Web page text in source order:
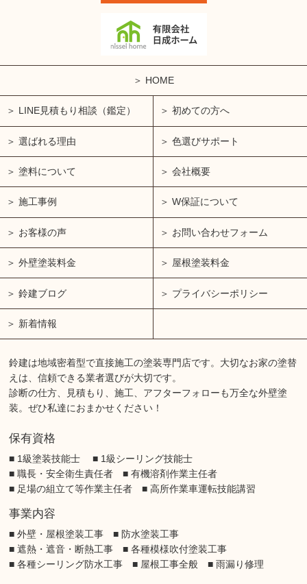
HOME
LINE見積もり相談（鑑定） 初めての方へ
選ばれる理由 色選びサポート
塗料について 会社概要
施工事例 W保証について
お客様の声 お問い合わせフォーム
外壁塗装料金 屋根塗装料金
鈴建ブログ プライバシーポリシー
新着情報
鈴建は地域密着型で直接施工の塗装専門店です。大切なお家の塗替
えは、信頼できる業者選びが大切です。
診断の仕方、見積もり、施工、アフターフォローも万全な外壁塗
装。ぜひ私達におまかせください！
保有資格
■ 1級塗装技能士 ■ 1級シーリング技能士
■ 職長・安全衛生責任者 ■ 有機溶剤作業主任者
■ 足場の組立て等作業主任者 ■ 高所作業車運転技能講習
事業内容
■ 外壁・屋根塗装工事 ■ 防水塗装工事
■ 遮熱・遮音・断熱工事 ■ 各種模様吹付塗装工事
■ 各種シーリング防水工事 ■ 屋根工事全般 ■ 雨漏り修理